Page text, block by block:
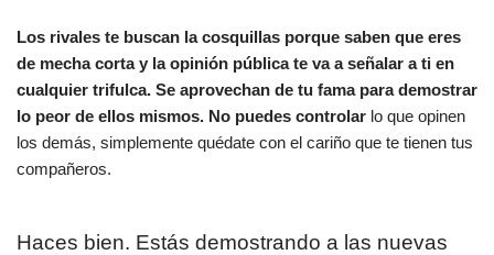
Los rivales te buscan la cosquillas porque saben que eres
de mecha corta y la opinión pública te va a señalar a ti en
cualquier trifulca. Se aprovechan de tu fama para demostrar
lo peor de ellos mismos. No puedes controlar lo que opinen
los demás, simplemente quédate con el cariño que te tienen tus
compañeros.
Haces bien. Estás demostrando a las nuevas